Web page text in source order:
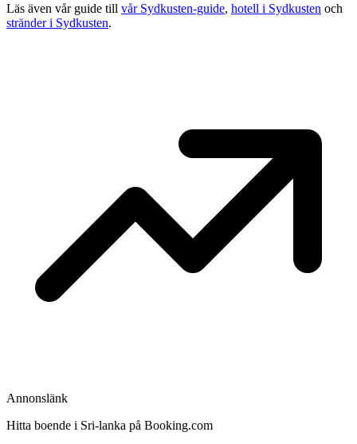
Läs även vår guide till vår Sydkusten-guide, hotell i Sydkusten och
stränder i Sydkusten.
Annonslänk
Hitta boende i Sri-lanka på Booking.com